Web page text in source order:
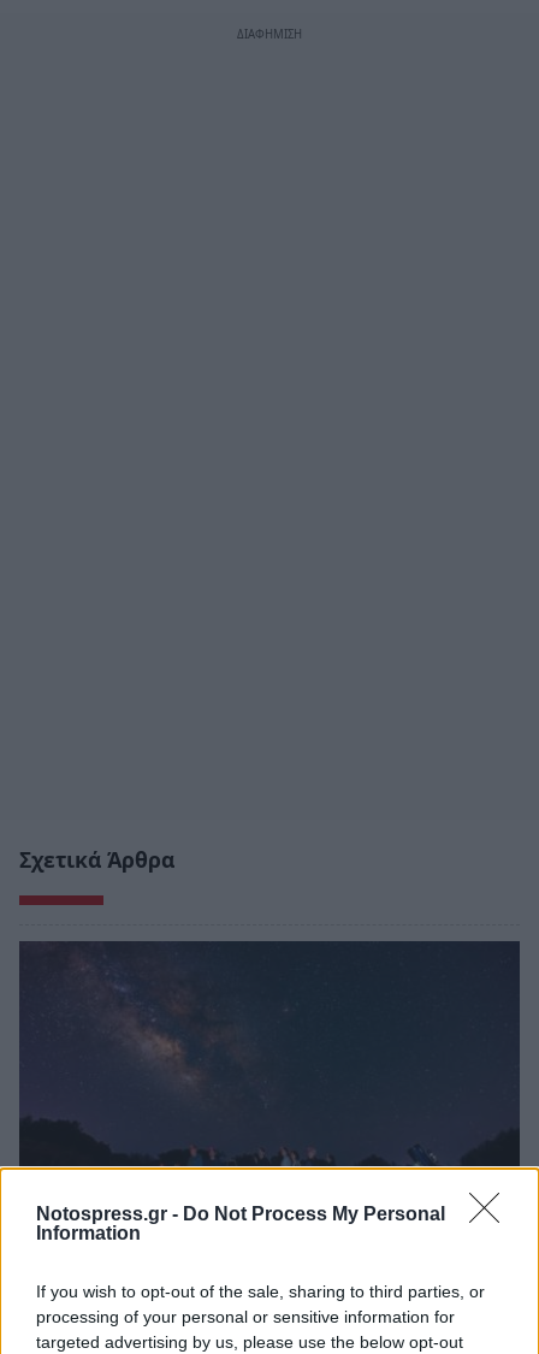
Notospress.gr - Do Not Process My Personal
Information
If you wish to opt-out of the sale, sharing to third parties, or
processing of your personal or sensitive information for
targeted advertising by us, please use the below opt-out
Σχετικά Άρθρα
Ελλάδα
06/08/2026 13:41